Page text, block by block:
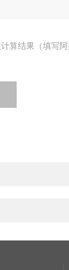
算结果（填写